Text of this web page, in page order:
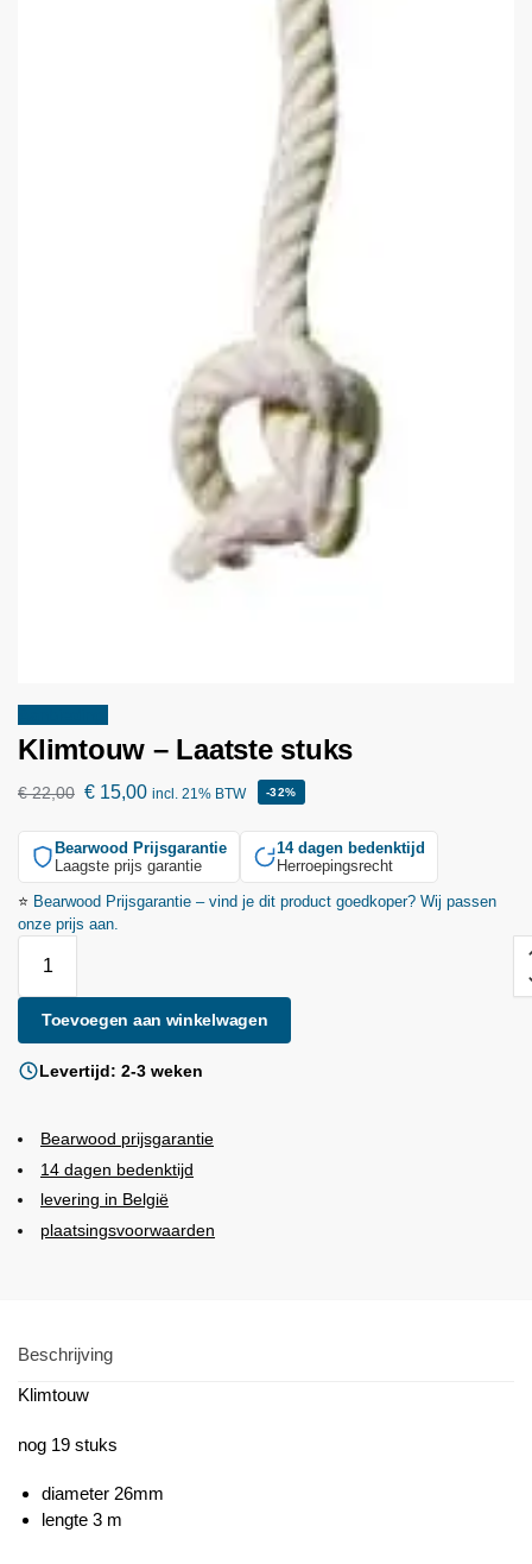
Klimtouw – Laatste stuks
€22,00 € 15,00 incl. 21% BTW -32%
Bearwood Prijsgarantie
Laagste prijs garantie
14 dagen bedenktijd
Herroepingsrecht
⭐ Bearwood Prijsgarantie – vind je dit product goedkoper? Wij passen
onze prijs aan.
Toevoegen aan winkelwagen
Levertijd: 2-3 weken
Bearwood prijsgarantie
14 dagen bedenktijd
levering in België
plaatsingsvoorwaarden
Beschrijving
Klimtouw
nog 19 stuks
diameter 26mm
lengte 3 m